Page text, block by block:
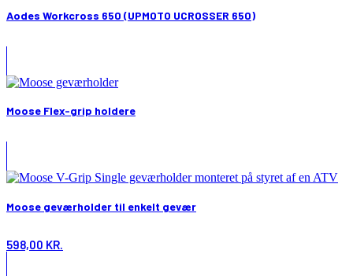
Aodes Workcross 650 (UPMOTO UCROSSER 650)
Moose Flex-grip holdere
Moose geværholder til enkelt gevær
598,00 KR.